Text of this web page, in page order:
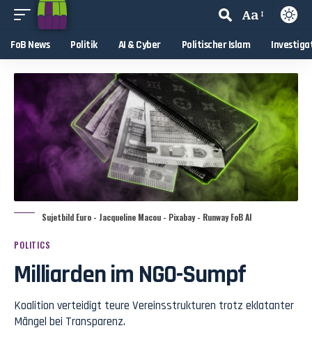
Aa
FoB News Politik AI & Cyber Politischer Islam
Sujetbild Euro - Jacqueline Macou - Pixabay - Runway FoB AI
POLITICS
Milliarden im NGO-Sumpf
Koalition verteidigt teure Vereinsstrukturen trotz eklatanter
Mängel bei Transparenz.